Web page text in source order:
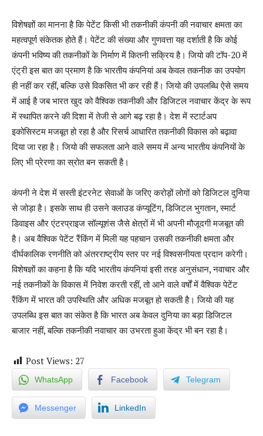
विशेषज्ञों का मानना है कि पेटेंट किसी भी तकनीकी कंपनी की नवाचार क्षमता का
महत्वपूर्ण संकेतक होते हैं। पेटेंट की संख्या और गुणवत्ता यह दर्शाती है कि कोई
कंपनी भविष्य की तकनीकों के निर्माण में कितनी सक्रिय है। जियो की टॉप-20 में
एंट्री इस बात का प्रमाण है कि भारतीय कंपनियां अब केवल तकनीक का उपयोग
ही नहीं कर रहीं, बल्कि उसे विकसित भी कर रही हैं। जियो की उपलब्धि ऐसे समय
में आई है जब भारत खुद को वैश्विक तकनीकी और डिजिटल नवाचार केंद्र के रूप
में स्थापित करने की दिशा में तेजी से आगे बढ़ रहा है। देश में स्टार्टअप
इकोसिस्टम मजबूत हो रहा है और रिसर्च आधारित तकनीकी विकास को बढ़ावा
दिया जा रहा है। जियो की सफलता आने वाले समय में अन्य भारतीय कंपनियों के
लिए भी प्रेरणा का स्रोत बन सकती है।
कंपनी ने देश में सस्ती इंटरनेट सेवाओं के जरिए करोड़ों लोगों को डिजिटल दुनिया
से जोड़ा है। इसके साथ ही उसने क्लाउड कंप्यूटिंग, डिजिटल भुगतान, स्मार्ट
डिवाइस और एंटरप्राइज सॉल्यूशंस जैसे क्षेत्रों में भी अपनी मौजूदगी मजबूत की
है। अब वैश्विक पेटेंट रैंकिंग में मिली यह पहचान उसकी तकनीकी क्षमता और
दीर्घकालिक रणनीति को अंतरराष्ट्रीय स्तर पर नई विश्वसनीयता प्रदान करेगी।
विशेषज्ञों का कहना है कि यदि भारतीय कंपनियां इसी तरह अनुसंधान, नवाचार और
नई तकनीकों के विकास में निवेश करती रहीं, तो आने वाले वर्षों में वैश्विक पेटेंट
रैंकिंग में भारत की उपस्थिति और अधिक मजबूत हो सकती है। जियो की यह
उपलब्धि इस बात का संकेत है कि भारत अब केवल दुनिया का बड़ा डिजिटल
बाजार नहीं, बल्कि तकनीकी नवाचार का उभरता हुआ केंद्र भी बन रहा है।
Post Views: 27
WhatsApp Facebook Telegram
Messenger LinkedIn